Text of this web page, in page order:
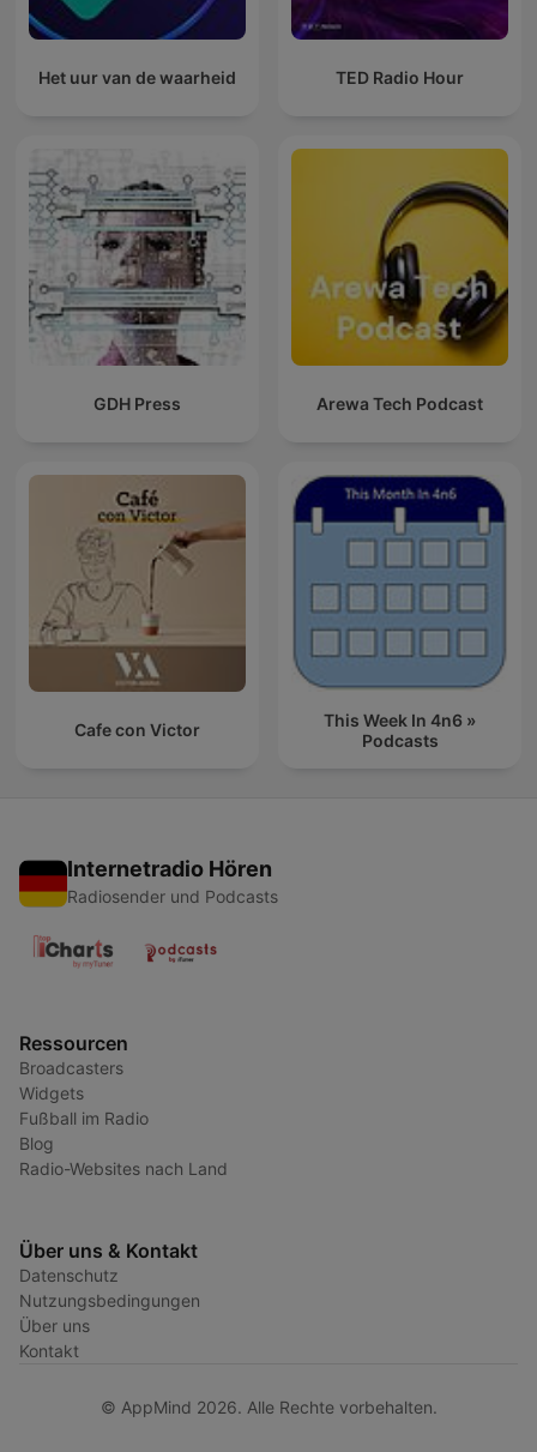
Het uur van de waarheid TED Radio Hour
GDH Press Arewa Tech Podcast
Cafe con Victor
This Week In 4n6 »
Podcasts
Internetradio Hören
Radiosender und Podcasts
Ressourcen
Broadcasters
Widgets
Fußball im Radio
Blog
Radio-Websites nach Land
Über uns & Kontakt
Datenschutz
Nutzungsbedingungen
Über uns
Kontakt
© AppMind 2026. Alle Rechte vorbehalten.